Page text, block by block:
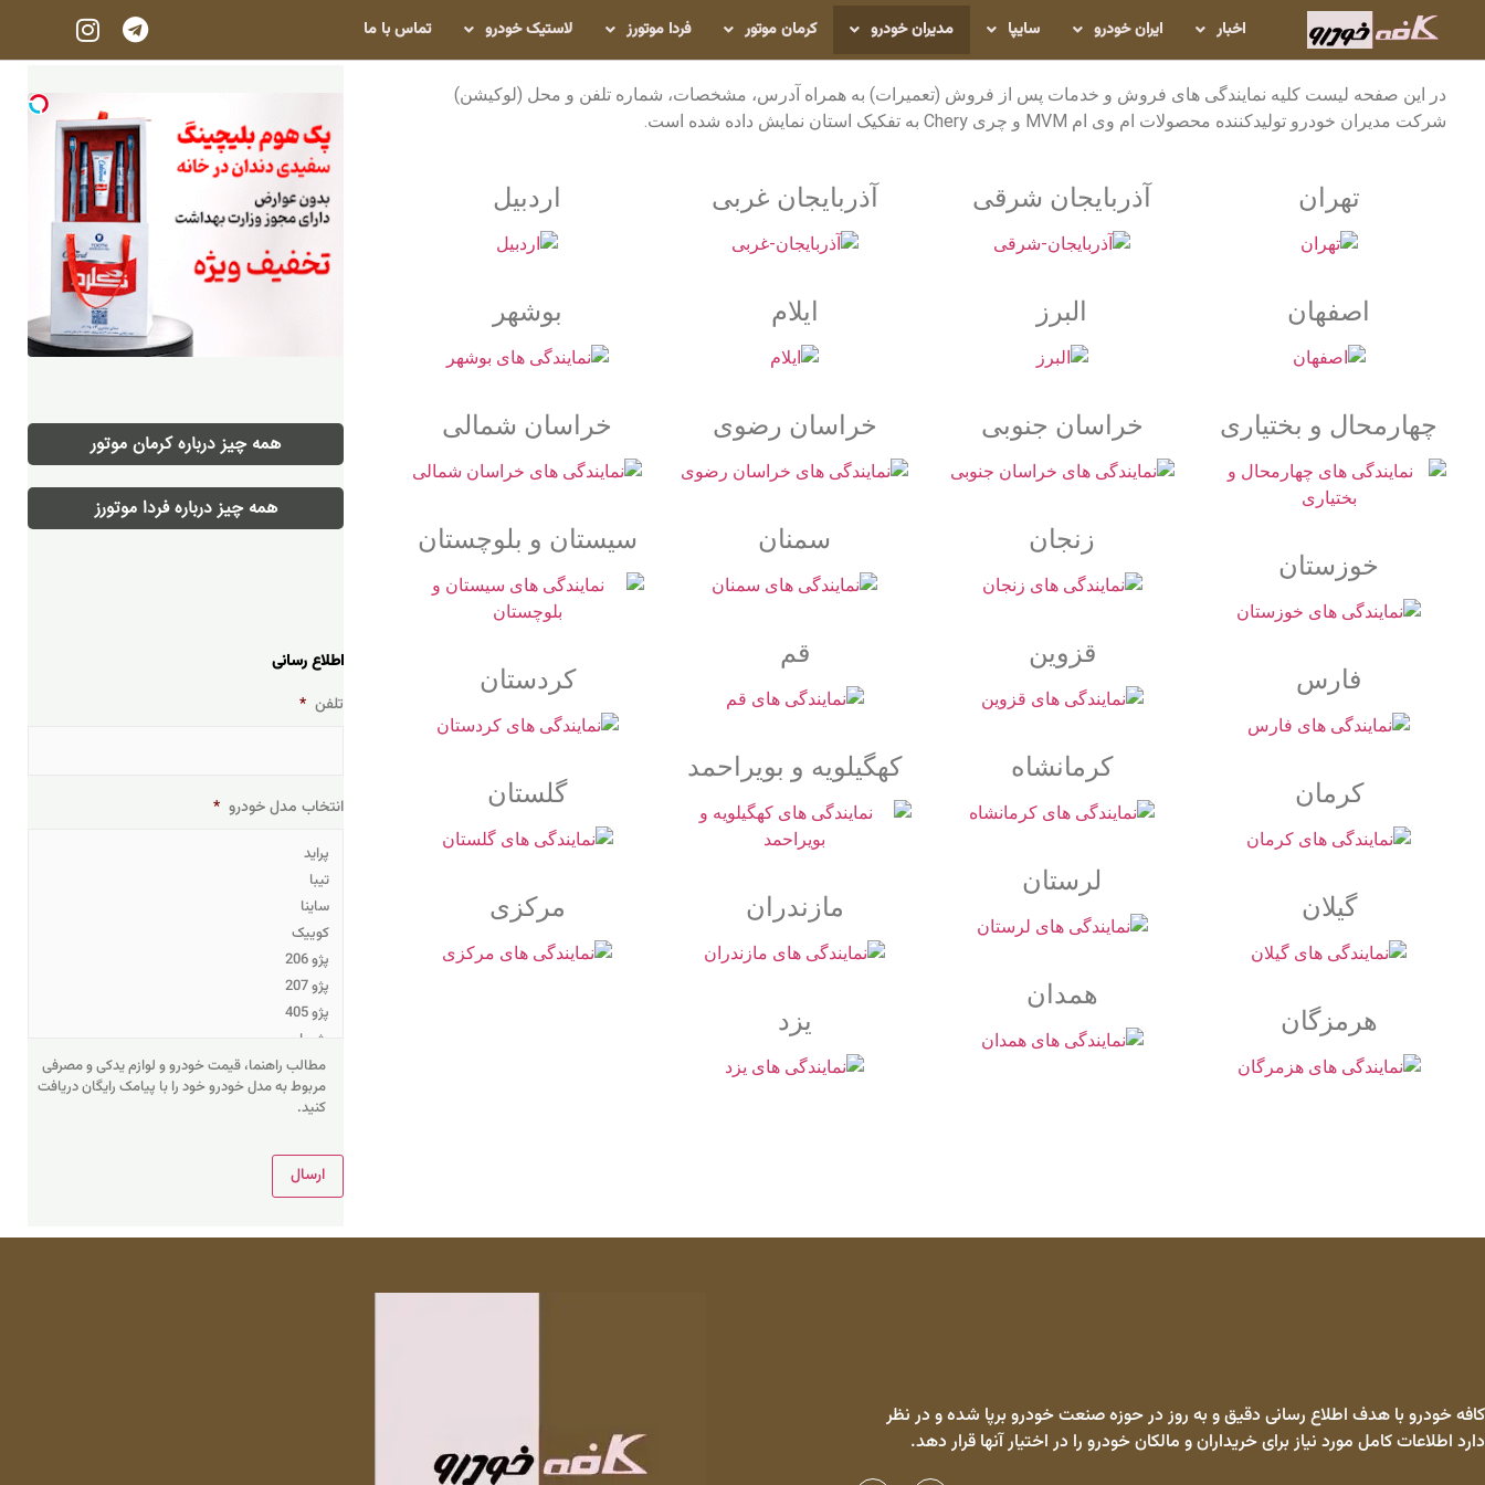
اخبار ایران خودرو سایپا مدیران خودرو کرمان موتور فردا موتورز لاستیک خودرو تماس با ما
در این صفحه لیست کلیه نمایندگی های فروش و خدمات پس از فروش (تعمیرات) به همراه آدرس، مشخصات، شماره تلفن و محل (لوکیشن)
شرکت مدیران خودرو تولیدکننده محصولات ام وی ام MVM و چری Chery به تفکیک استان نمایش داده شده است.
اردبیل
بوشهر
خراسان شمالی
سیستان و بلوچستان
کردستان
گلستان
مرکزی
آذربایجان غربی
ایلام
خراسان رضوی
سمنان
قم
کهگیلویه و بویراحمد
مازندران
یزد
آذربایجان شرقی
البرز
خراسان جنوبی
زنجان
قزوین
کرمانشاه
لرستان
همدان
تهران
اصفهان
چهارمحال و بختیاری
خوزستان
فارس
کرمان
گیلان
هرمزگان
همه چیز درباره کرمان موتور
همه چیز درباره فردا موتورز
اطلاع رسانی
تلفن *
انتخاب مدل خودرو *
مطالب راهنما، قیمت خودرو و لوازم یدکی و مصرفی
مربوط به مدل خودرو خود را با پیامک رایگان دریافت
کنید.
کافه خودرو با هدف اطلاع رسانی دقیق و به روز در حوزه صنعت خودرو برپا شده و در نظر
دارد اطلاعات کامل مورد نیاز برای خریداران و مالکان خودرو را در اختیار آنها قرار دهد.